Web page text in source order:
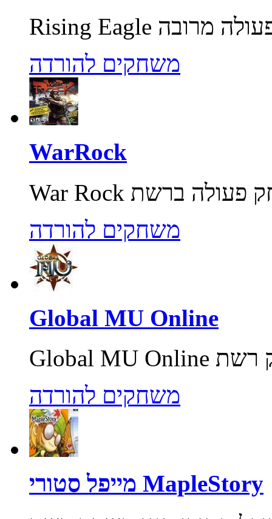
משחקים להורדה
WarRock
משחקים להורדה
Global MU Online
משחקים להורדה
מייפל סטורי MapleStory